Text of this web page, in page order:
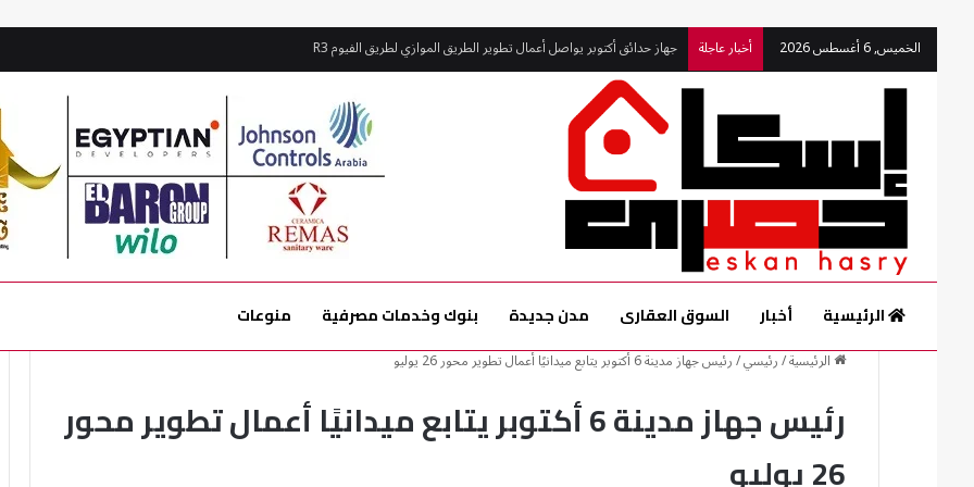
الخميس, 6 أغسطس 2026 أخبار عاجلة جهاز 6 أكتوبر يلاحق الإشغالات بالقطاع الشرقي بحملات مفاجئة
الرئيسية أخبار السوق العقارى مدن جديدة بنوك وخدمات مصرفية منوعات
الرئيسية/رئيسي/رئيس جهاز مدينة 6 أكتوبر يتابع ميدانيًا أعمال تطوير محور 26 يوليو
رئيس جهاز مدينة 6 أكتوبر يتابع ميدانيًا أعمال تطوير محور
26 يوليو